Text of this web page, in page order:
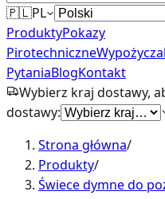
🇵🇱PL
ProduktyPokazy
Pirotechniczne
PytaniaBlogKontakt
Wybierz kraj dostawy,
dostawy:
Strona główna/
Produkty/
Świece dymne do